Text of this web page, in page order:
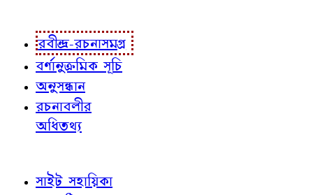
রবীন্দ্র-রচনাসমগ্র
বর্ণানুক্রমিক সূচি
অনুসন্ধান
রচনাবলীর
অধিতথ্য
সাইট সহায়িকা